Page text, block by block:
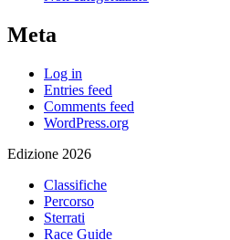
Meta
Log in
Entries feed
Comments feed
WordPress.org
Edizione 2026
Classifiche
Percorso
Sterrati
Race Guide